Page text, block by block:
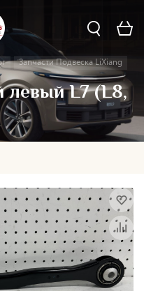
Запчасти Подвеска LiXiang
левый L7 (L8,